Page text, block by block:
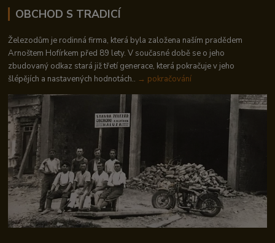
OBCHOD S TRADICÍ
Železodům je rodinná firma, která byla založena naším pradědem
Arnoštem Hofírkem před 89 lety. V současné době se o jeho
zbudovaný odkaz stará již třetí generace, která pokračuje v jeho
šlépějích a nastavených hodnotách.. → pokračování